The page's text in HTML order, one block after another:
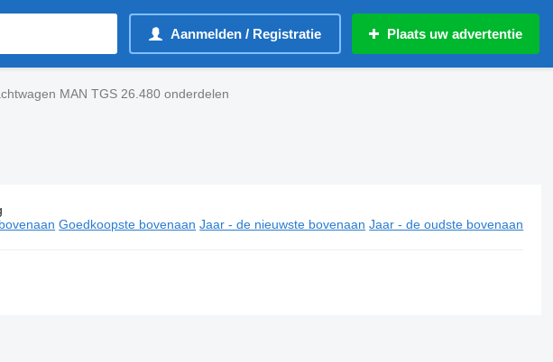
Aanmelden / Registratie Plaats uw advertentie
MAN TGS 26.480 onderdelen
Goedkoopste bovenaan Jaar - de nieuwste bovenaan Jaar - de oudste bovenaan